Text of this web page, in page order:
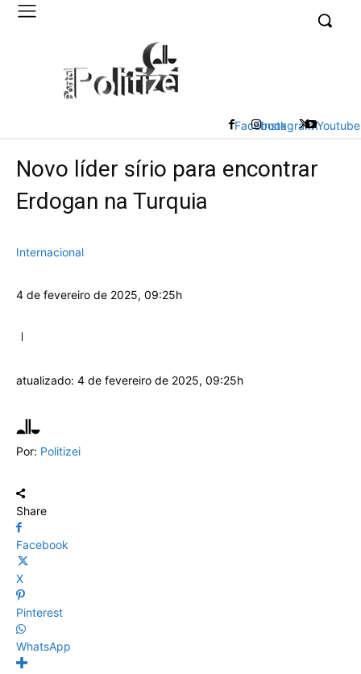
FacebookInstagramXYoutube
Novo líder sírio para encontrar
Erdogan na Turquia
Internacional
4 de fevereiro de 2025, 09:25h
atualizado: 4 de fevereiro de 2025, 09:25h
Por: Politizei
Share
Facebook
X
Pinterest
WhatsApp